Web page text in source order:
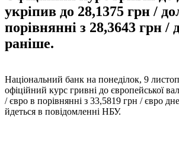
укріпив до 28,1375 грн /
порівнянні з 28,3643 грн /
раніше.
Національний банк на понеділок, 9
офіційний курс гривні до європейської
/ євро в порівнянні з 33,5819 грн / євро
йдеться в повідомленні НБУ.